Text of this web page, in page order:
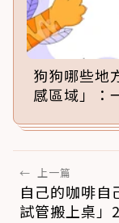
狗狗哪些地
感區域」：
← 上一篇
自己的咖啡自
試管搬上桌」